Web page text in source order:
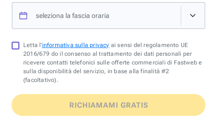
seleziona la fascia oraria
Letta l'informativa sulla privacy ai sensi del regolamento UE
2016/679 do il consenso al trattamento dei dati personali per
ricevere contatti telefonici sulle offerte commerciali di Fastweb e
sulla disponibilità del servizio, in base alla finalità #2
(facoltativo).
RICHIAMAMI GRATIS